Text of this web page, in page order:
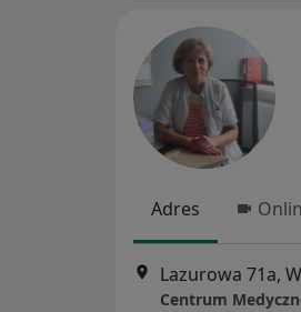
Adres
Lazurowa 71a,
Centrum